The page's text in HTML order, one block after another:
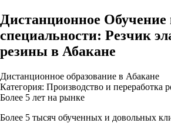
Дистанционное Обучение
специальности: Резчик
резины в Абакане
Дистанционное образование в Абакане
Категория: Производство и переработка
Более 5 лет на рынке
Более 5 тысяч обученных и довольных